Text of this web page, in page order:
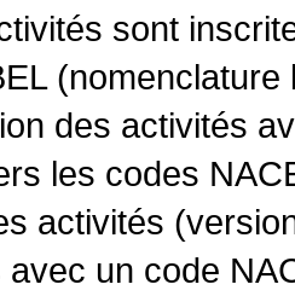
sont
des activités
les codes
activités
avec un code